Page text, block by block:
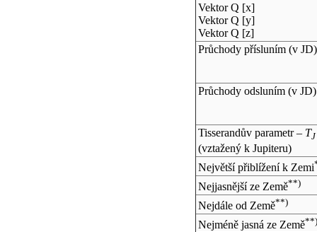
Vektor Q [x]
Vektor Q [y]
Vektor Q [z]
Průchody přísluním (v JD)
Průchody odsluním (v JD)
Tisserandův parametr – TJ
(vztažený k Jupiteru)
Největší přiblížení k Zemi
Nejjasnější ze Země**)
Nejdále od Země**)
Nejméně jasná ze Země**)